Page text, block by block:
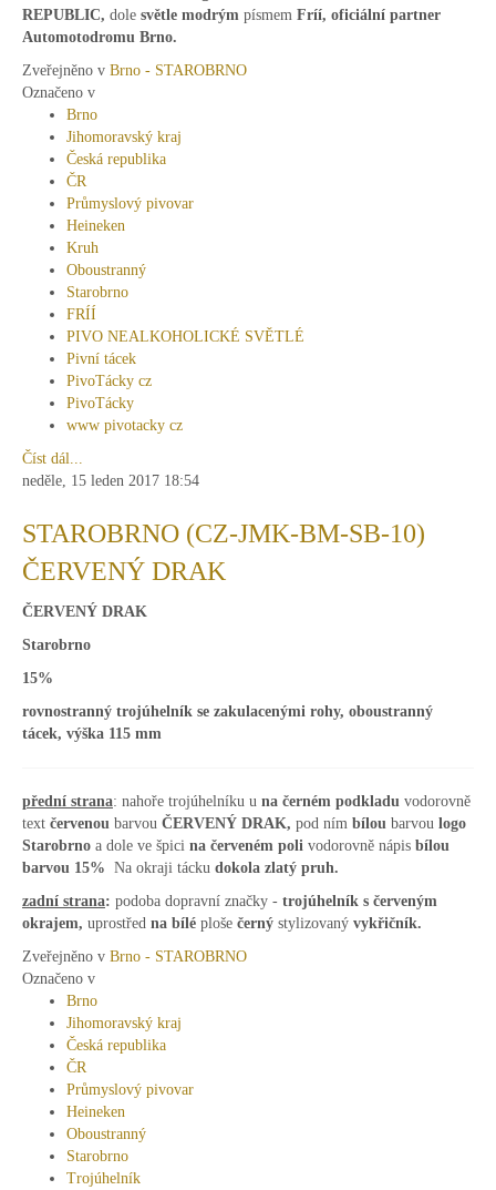
REPUBLIC, dole světle modrým písmem Fríí, oficiální partner
Automotodromu Brno.
Zveřejněno v Brno - STAROBRNO
Označeno v
Brno
Jihomoravský kraj
Česká republika
ČR
Průmyslový pivovar
Heineken
Kruh
Oboustranný
Starobrno
FRÍÍ
PIVO NEALKOHOLICKÉ SVĚTLÉ
Pivní tácek
PivoTácky cz
PivoTácky
www pivotacky cz
Číst dál...
neděle, 15 leden 2017 18:54
STAROBRNO (CZ-JMK-BM-SB-10)
ČERVENÝ DRAK
ČERVENÝ DRAK
Starobrno
15%
rovnostranný trojúhelník se zakulacenými rohy, oboustranný
tácek, výška 115 mm
přední strana: nahoře trojúhelníku u na černém podkladu vodorovně
text červenou barvou ČERVENÝ DRAK, pod ním bílou barvou logo
Starobrno a dole ve špici na červeném poli vodorovně nápis bílou
barvou 15% Na okraji tácku dokola zlatý pruh.
zadní strana: podoba dopravní značky - trojúhelník s červeným
okrajem, uprostřed na bílé ploše černý stylizovaný vykřičník.
Zveřejněno v Brno - STAROBRNO
Označeno v
Brno
Jihomoravský kraj
Česká republika
ČR
Průmyslový pivovar
Heineken
Oboustranný
Starobrno
Trojúhelník